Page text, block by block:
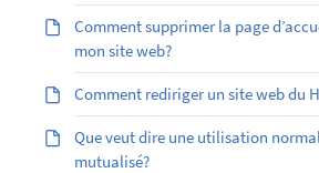
Comment supprimer la page
mon site web?
Comment rediriger un site web du
Que veut dire une utilisation
mutualisé?